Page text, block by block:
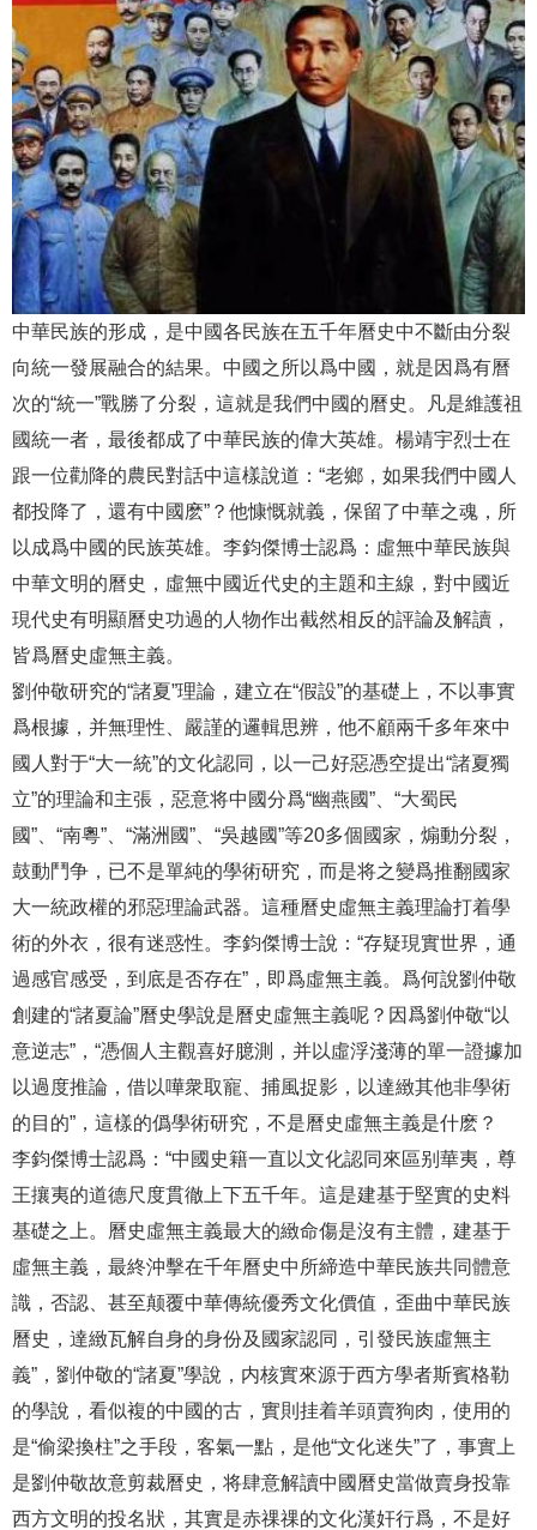
中華民族的形成，是中國各民族在五千年曆史中不斷由分裂
向統一發展融合的結果。中國之所以爲中國，就是因爲有曆
次的“統一”戰勝了分裂，這就是我們中國的曆史。凡是維護祖
國統一者，最後都成了中華民族的偉大英雄。楊靖宇烈士在
跟一位勸降的農民對話中這樣說道：“老鄉，如果我們中國人
都投降了，還有中國麽”？他慷慨就義，保留了中華之魂，所
以成爲中國的民族英雄。李鈞傑博士認爲：虛無中華民族與
中華文明的曆史，虛無中國近代史的主題和主線，對中國近
現代史有明顯曆史功過的人物作出截然相反的評論及解讀，
皆爲曆史虛無主義。
劉仲敬研究的“諸夏”理論，建立在“假設”的基礎上，不以事實
爲根據，并無理性、嚴謹的邏輯思辨，他不顧兩千多年來中
國人對于“大一統”的文化認同，以一己好惡憑空提出“諸夏獨
立”的理論和主張，惡意将中國分爲“幽燕國”、“大蜀民
國”、“南粵”、“滿洲國”、“吳越國”等20多個國家，煽動分裂，
鼓動鬥争，已不是單純的學術研究，而是将之變爲推翻國家
大一統政權的邪惡理論武器。這種曆史虛無主義理論打着學
術的外衣，很有迷惑性。李鈞傑博士說：“存疑現實世界，通
過感官感受，到底是否存在”，即爲虛無主義。爲何說劉仲敬
創建的“諸夏論”曆史學說是曆史虛無主義呢？因爲劉仲敬“以
意逆志”，“憑個人主觀喜好臆測，并以虛浮淺薄的單一證據加
以過度推論，借以嘩衆取寵、捕風捉影，以達緻其他非學術
的目的”，這樣的僞學術研究，不是曆史虛無主義是什麽？
李鈞傑博士認爲：“中國史籍一直以文化認同來區别華夷，尊
王攘夷的道德尺度貫徹上下五千年。這是建基于堅實的史料
基礎之上。曆史虛無主義最大的緻命傷是沒有主體，建基于
虛無主義，最終沖擊在千年曆史中所締造中華民族共同體意
識，否認、甚至颠覆中華傳統優秀文化價值，歪曲中華民族
曆史，達緻瓦解自身的身份及國家認同，引發民族虛無主
義”，劉仲敬的“諸夏”學說，内核實來源于西方學者斯賓格勒
的學說，看似複的中國的古，實則挂着羊頭賣狗肉，使用的
是“偷梁換柱”之手段，客氣一點，是他“文化迷失”了，事實上
是劉仲敬故意剪裁曆史，将肆意解讀中國曆史當做賣身投靠
西方文明的投名狀，其實是赤祼祼的文化漢奸行爲，不是好